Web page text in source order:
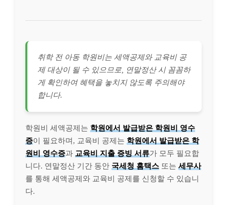
취학 전 아동 학원비는 세액공제와 교육비 공
제 대상이 될 수 있으므로, 연말정산 시 꼼꼼하
게 확인하여 혜택을 놓치지 않도록 주의해야
합니다.
학원비 세액공제는 학원에서 발급받은 학원비 영수
증이 필요하며, 교육비 공제는 학원에서 발급받은 학
원비 영수증과 교육비 지출 증빙 서류가 모두 필요합
니다. 연말정산 기간 동안 국세청 홈택스 또는 세무사
를 통해 세액공제와 교육비 공제를 신청할 수 있습니
다.